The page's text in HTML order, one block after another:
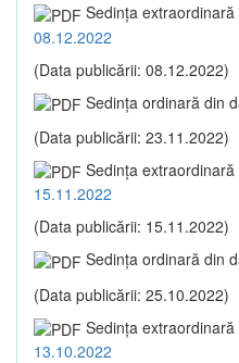
Sedinţa
08.12.2022
(Data publicării: 08.12.2022)
Sedinţa ordinară din
(Data publicării: 23.11.2022)
Sedinţa
15.11.2022
(Data publicării: 15.11.2022)
Sedinţa ordinară din
(Data publicării: 25.10.2022)
Sedinţa
13.10.2022